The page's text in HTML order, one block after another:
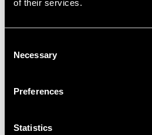
of their services.
Selection
Necessary
Preferences
Statistics
specielt til dig og er derfor ikke
Anbefalede produkter